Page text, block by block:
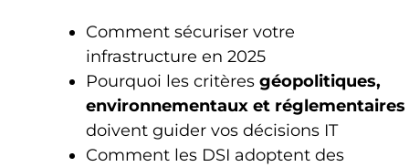
Comment sécuriser votre
infrastructure en 2025
Pourquoi les critères géopolitiques,
environnementaux et réglementaires
doivent guider vos décisions IT
Comment les DSI adoptent des